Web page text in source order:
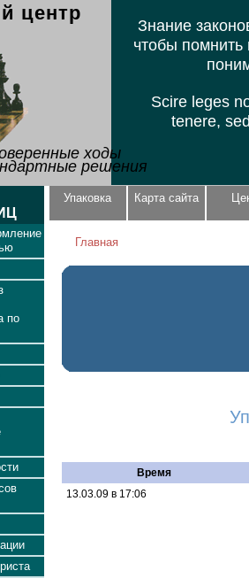
по
Упаковка Карта сайта
Главная
Время
13.03.09 в 17:06
центр
ходы
решения
Знание
чтобы помнить
Scire leges
tenere,